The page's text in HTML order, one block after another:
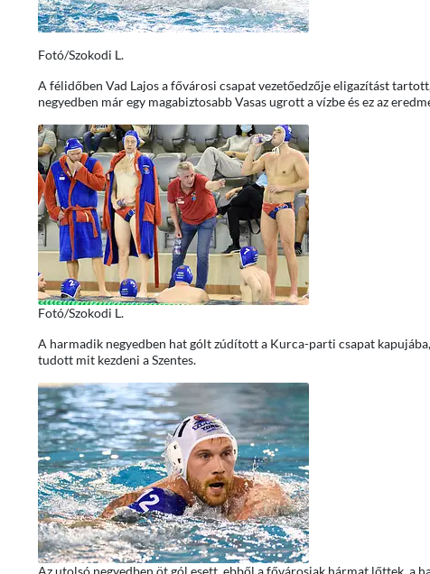
Fotó/Szokodi L.
A félidőben Vad Lajos a fővárosi csapat vezetőedzője eligazítást
negyedben már egy magabiztosabb Vasas ugrott a vízbe és ez az
Fotó/Szokodi L.
A harmadik negyedben hat gólt zúdított a Kurca-parti csapat
tudott mit kezdeni a Szentes.